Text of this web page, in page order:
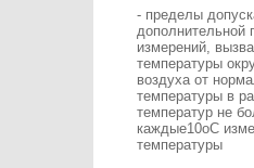
- пределы
дополнительной
измерений,
температуры
воздуха от
температуры в
температур не
каждые10оС
температуры